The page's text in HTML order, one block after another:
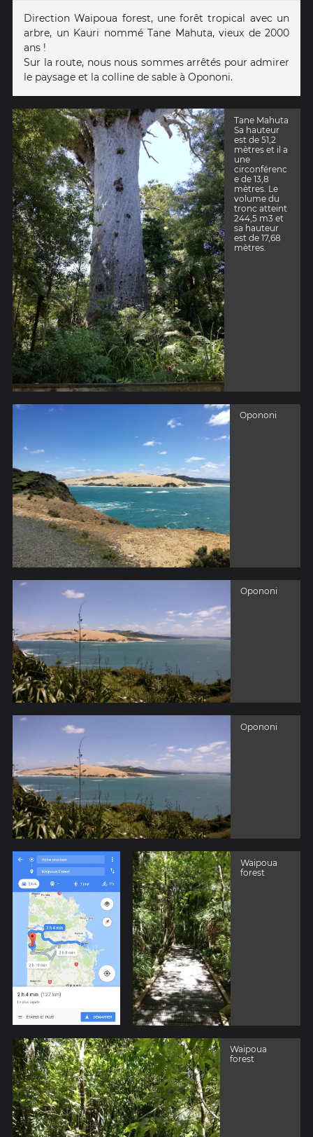
Direction Waipoua forest, une forêt tropical avec un
arbre, un Kauri nommé Tane Mahuta, vieux de 2000
ans !
Sur la route, nous nous sommes arrêtés pour admirer
le paysage et la colline de sable à Opononi.
Tane Mahuta
Sa hauteur
est de 51,2
mètres et il a
une
circonférenc
e de 13,8
mètres. Le
volume du
tronc atteint
244,5 m3 et
sa hauteur
est de 17,68
mètres.
Opononi
Opononi
Opononi
Waipoua
forest
Waipoua
forest